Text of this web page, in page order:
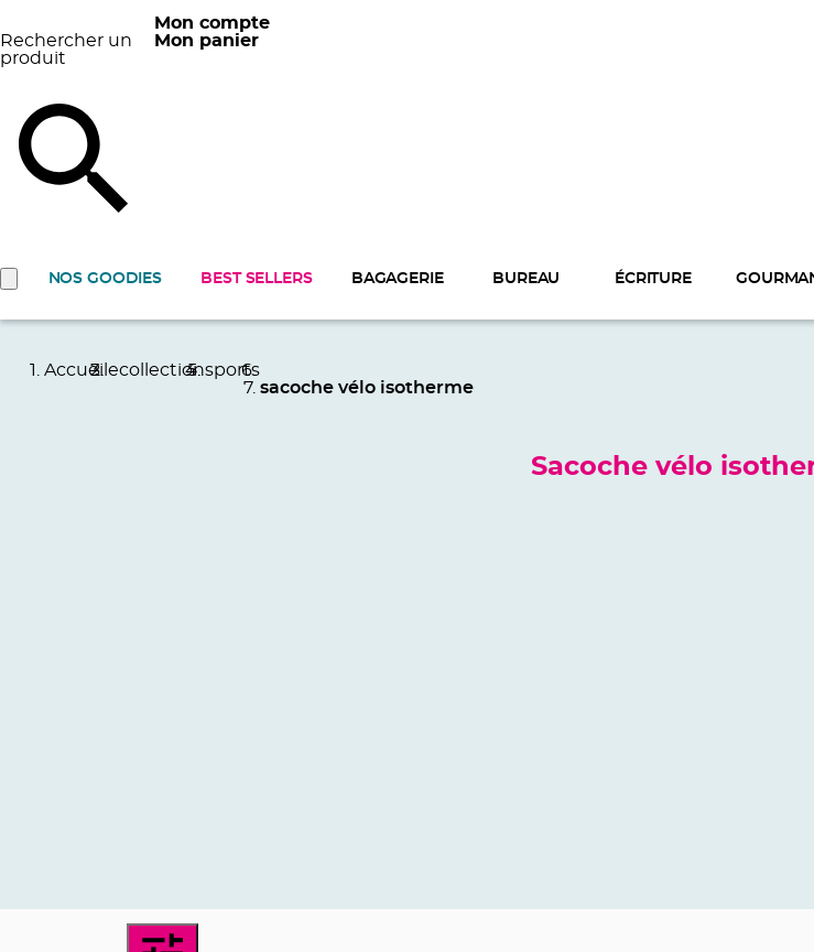
Rechercher un
produit
Mon compte
Mon panier
NOS GOODIES BEST SELLERS BAGAGERIE BUREAU ÉCRITURE
Accueil ecollectionsports
sacoche vélo isotherme
Sacoche vélo